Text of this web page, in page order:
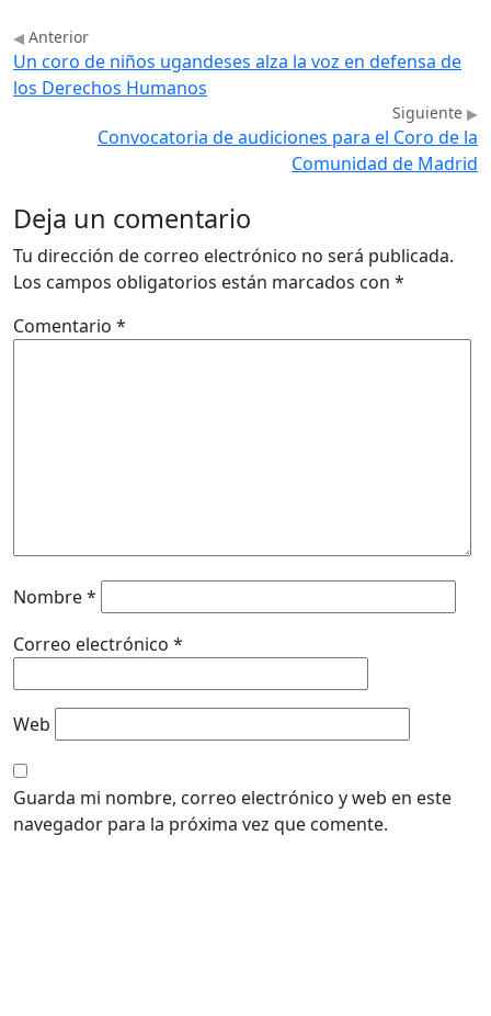
Anterior
Un coro de niños ugandeses alza la voz en defensa de
los Derechos Humanos
Siguiente
Convocatoria de audiciones para el Coro de la
Comunidad de Madrid
Deja un comentario
Tu dirección de correo electrónico no será publicada.
Los campos obligatorios están marcados con *
Comentario *
Nombre*
Correo electrónico *
Web
Guarda mi nombre, correo electrónico y web en este
navegador para la próxima vez que comente.